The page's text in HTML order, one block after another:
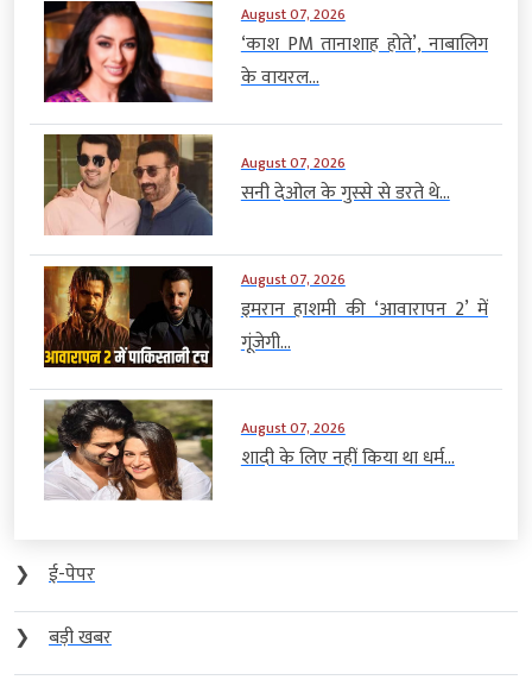
August 07, 2026
‘काश PM तानाशाह होते’, नाबालिग
के वायरल...
August 07, 2026
सनी देओल के गुस्से से डरते थे...
August 07, 2026
इमरान हाशमी की ‘आवारापन 2’ में
गूंजेगी...
August 07, 2026
शादी के लिए नहीं किया था धर्म...
❯
ई-पेपर
❯
बड़ी खबर